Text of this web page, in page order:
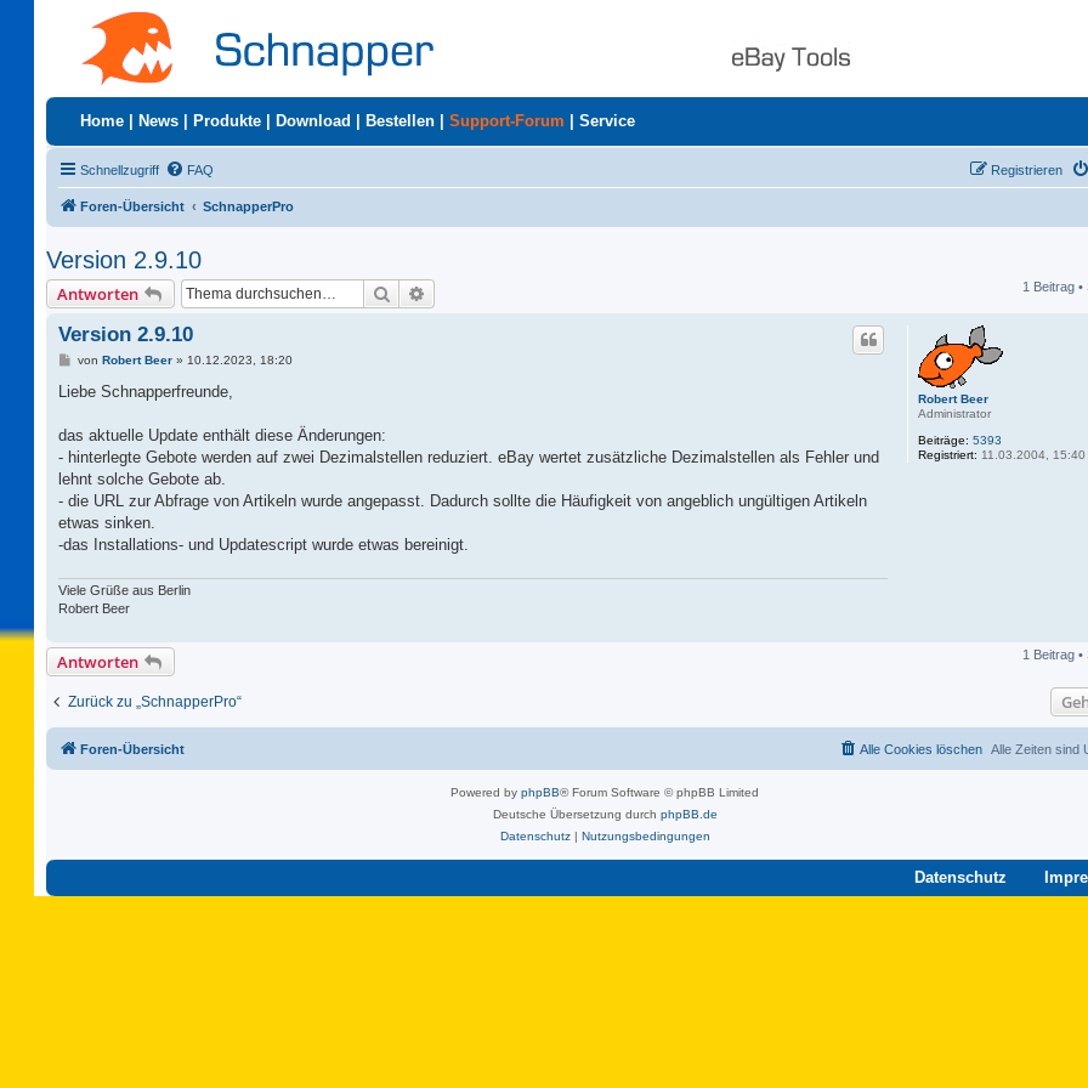
Home News Produkte Download Bestellen Support-Forum Service
Schnellzugriff FAQ Registrieren
Foren-Übersicht SchnapperPro
Version 2.9.10
Antworten Suche 1 Beitrag •
Robert Beer
Administrator
Beiträge: 5393
Registriert: 11.03.2004, 15:40
Version 2.9.10
B
i
a
von Robert Beer» 10.12.2023, 18:20
Liebe Schnapperfreunde,
das aktuelle Update enthält diese Änderungen:
- hinterlegte Gebote werden auf zwei Dezimalstellen reduziert. eBay wertet zusätzliche Dezimalstellen als Fehler und
lehnt solche Gebote ab.
- die URL zur Abfrage von Artikeln wurde angepasst. Dadurch sollte die Häufigkeit von angeblich ungültigen Artikeln
etwas sinken.
-das Installations- und Updatescript wurde etwas bereinigt.
Viele Grüße aus Berlin
Robert Beer
Antworten 1 Beitrag •
Zurück zu „SchnapperPro“
Foren-Übersicht Alle Zeiten sind
Alle Cookies löschen
Powered by phpBB® Forum Software © phpBB Limited
Deutsche Übersetzung durch phpBB.de
Datenschutz| Nutzungsbedingungen
Datenschutz